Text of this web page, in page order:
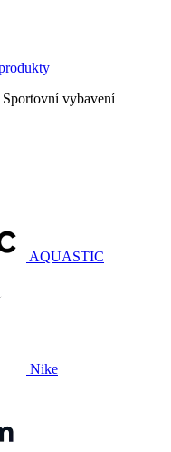
Sportovní vybavení
AQUASTIC
Nike